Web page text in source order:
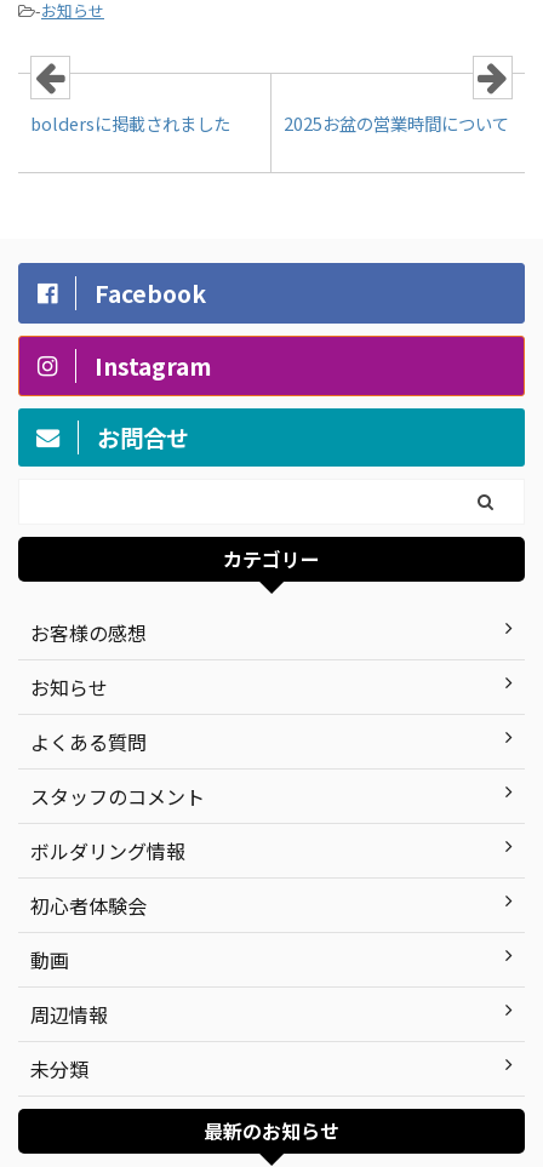
-お知らせ
boldersに掲載されました 2025お盆の営業時間について
Facebook
Instagram
お問合せ
カテゴリー
お客様の感想
お知らせ
よくある質問
スタッフのコメント
ボルダリング情報
初心者体験会
動画
周辺情報
未分類
最新のお知らせ